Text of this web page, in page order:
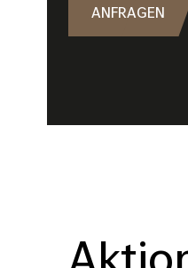
ANFRAGEN